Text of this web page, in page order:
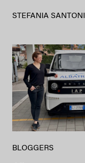
STEFANIA SANTONI
BLOGGERS